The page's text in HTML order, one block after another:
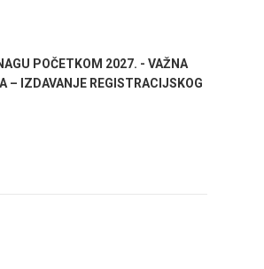
POČETKOM 2027. - VAŽNA
– IZDAVANJE REGISTRACIJSKOG